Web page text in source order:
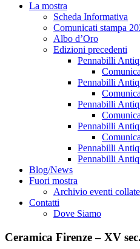
La mostra
Scheda Informativa
Comunicati stampa
Albo d’Oro
Edizioni precedenti
Pennabilli
Pennabilli
Pennabilli
Pennabilli
Pennabilli
Pennabilli
Blog/News
Fuori mostra
Archivio eventi
Contatti
Dove Siamo
Ceramica Firenze – XV sec.